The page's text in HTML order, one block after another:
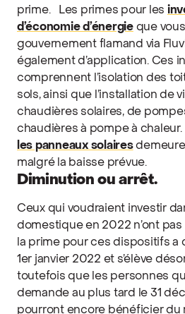
prime.
Les primes pour les
d’économie d’énergieque
gouvernement flamand via
également d’application. Ces
comprennent l’isolation des
sols, ainsi que l’installation de
chaudières solaires, de
chaudières à pompe à chaleur.
les panneaux solairesdemeure
malgré la baisse prévue.
Diminution ou arrêt.
Ceux qui voudraient investir
domestique en 2022 n’ont
la prime pour ces dispositifs a
1er janvier 2022 et s’élève
toutefois que les personnes
demande au plus tard le 31
pourront encore bénéficier